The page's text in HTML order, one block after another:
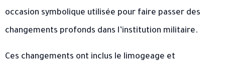
occasion symbolique utilisée pour faire passer des
changements profonds dans l’institution militaire.
Ces changements ont inclus le limogeage et